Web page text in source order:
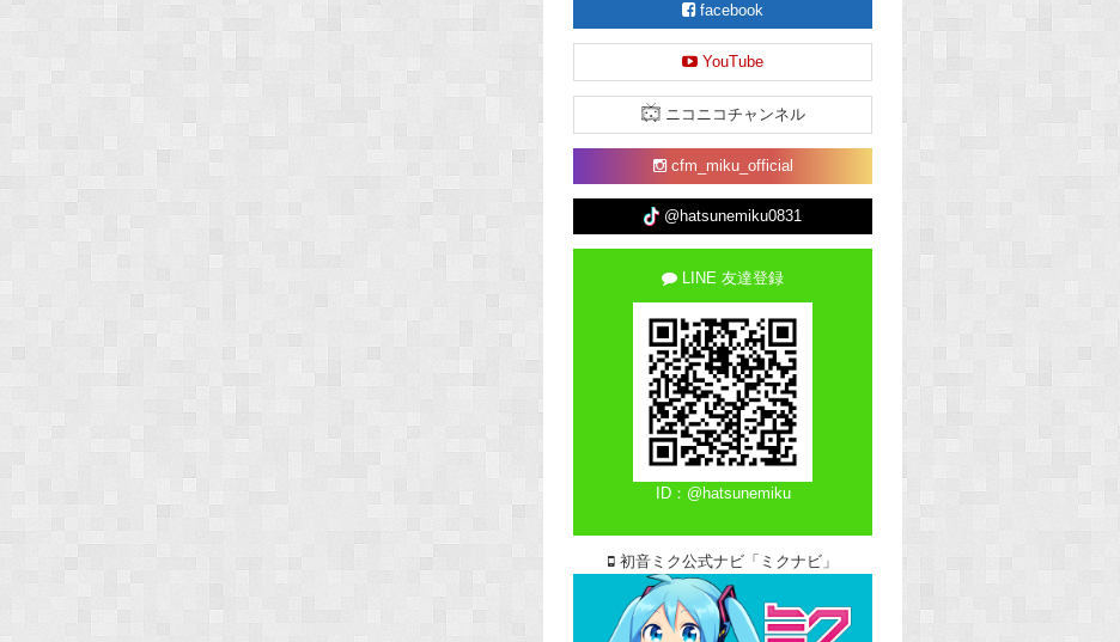
facebook
YouTube
ニコニコチャンネル
cfm_miku_official
@hatsunemiku0831
LINE 友達登録
ID：@hatsunemiku
初音ミク公式ナビ「ミクナビ」